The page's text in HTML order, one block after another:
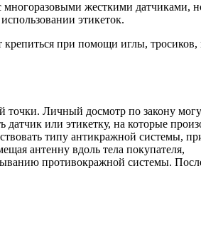
многоразовыми жесткими датчиками,
этикеток.
крепиться при помощи иглы,
точки. Личный досмотр по закону
датчик или этикетку, на которые
типу антикражной системы,
антенну вдоль тела покупателя,
противокражной системы.